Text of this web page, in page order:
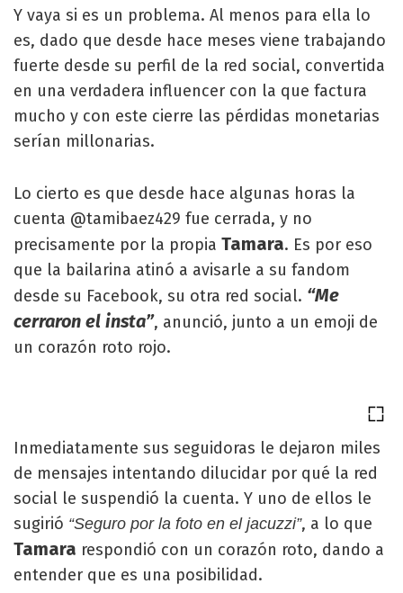
Y vaya si es un problema. Al menos para ella lo
es, dado que desde hace meses viene trabajando
fuerte desde su perfil de la red social, convertida
en una verdadera influencer con la que factura
mucho y con este cierre las pérdidas monetarias
serían millonarias.
Lo cierto es que desde hace algunas horas la
cuenta @tamibaez429 fue cerrada, y no
precisamente por la propia Tamara. Es por eso
que la bailarina atinó a avisarle a su fandom
desde su Facebook, su otra red social. “Me
cerraron el insta”, anunció, junto a un emoji de
un corazón roto rojo.
Inmediatamente sus seguidoras le dejaron miles
de mensajes intentando dilucidar por qué la red
social le suspendió la cuenta. Y uno de ellos le
sugirió “Seguro por la foto en el jacuzzi”, a lo que
Tamara respondió con un corazón roto, dando a
entender que es una posibilidad.